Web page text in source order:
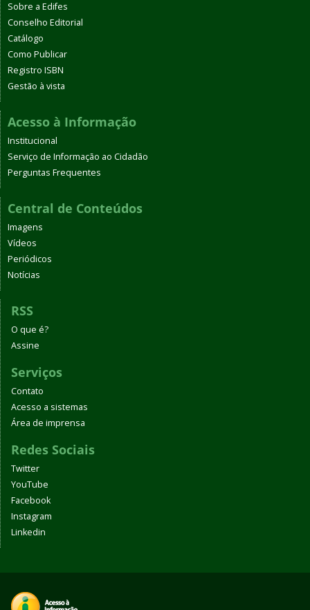
Sobre a Edifes
Conselho Editorial
Catálogo
Como Publicar
Registro ISBN
Gestão à vista
Acesso à Informação
Institucional
Serviço de Informação ao Cidadão
Perguntas Frequentes
Central de Conteúdos
Imagens
Vídeos
Periódicos
Notícias
RSS
O que é?
Assine
Serviços
Contato
Acesso a sistemas
Área de imprensa
Redes Sociais
Twitter
YouTube
Facebook
Instagram
Linkedin